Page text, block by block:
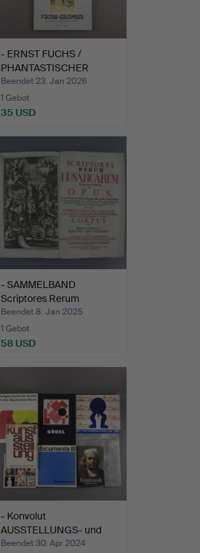
- ERNST FUCHS /
PHANTASTISCHER
REALISMUS, …
Beendet 23. Jan 2026
1 Gebot
35 USD
- SAMMELBAND
Scriptores Rerum
Lusaticar.
Beendet 8. Jan 2025
1 Gebot
58 USD
- Konvolut
AUSSTELLUNGS- und
MUSEUMSKATALO…
Beendet 30. Apr 2024